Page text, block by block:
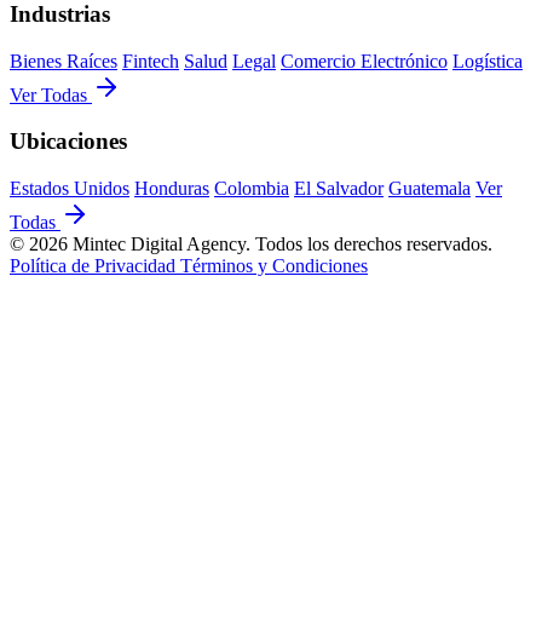
Industrias
Bienes Raíces Fintech Salud Legal Comercio Electrónico Logística
Ver Todas
Ubicaciones
Estados Unidos Honduras Colombia El Salvador Guatemala Ver
Todas
© 2026 Mintec Digital Agency. Todos los derechos reservados.
Política de Privacidad Términos y Condiciones